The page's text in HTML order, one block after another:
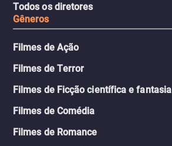
Todos os diretores
Gêneros
Filmes de Ação
Filmes de Terror
Filmes de Ficção científica e fantasia
Filmes de Comédia
Filmes de Romance